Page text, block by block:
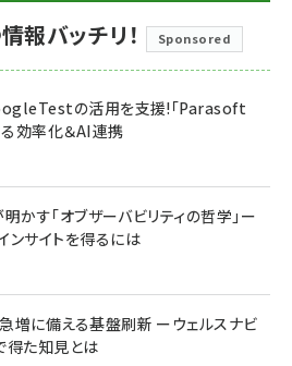
報バッチリ！ Sponsored
の活用を支援!「Parasoft
効率化＆AI連携
かす「オブザーバビリティの哲学」ー
サイトを得るには
増に備える基盤刷新 ーウェルスナビ
得た知見とは